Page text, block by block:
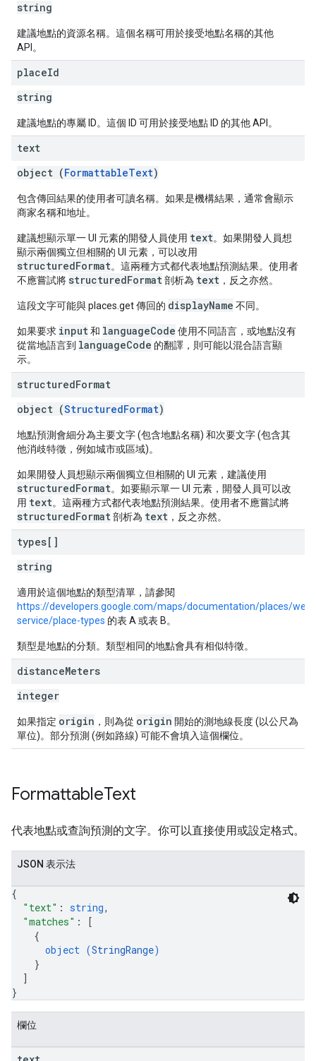
string
建議地點的資源名稱。這個名稱可用於接受地點名稱的其他
API。
placeId
string
建議地點的專屬 ID。這個 ID 可用於接受地點 ID 的其他 API。
text
object (FormattableText)
包含傳回結果的使用者可讀名稱。如果是機構結果，通常會顯示
商家名稱和地址。
建議想顯示單一 UI 元素的開發人員使用 text。如果開發人員想
顯示兩個獨立但相關的 UI 元素，可以改用
structuredFormat。這兩種方式都代表地點預測結果。使用者
不應嘗試將 structuredFormat剖析為 text ，反之亦然。
這段文字可能與 places.get 傳回的 displayName 不同。
如果要求 input和 languageCode 使用不同語言，或地點沒有
從當地語言到 languageCode 的翻譯，則可能以混合語言顯
示。
structuredFormat
object (StructuredFormat)
地點預測會細分為主要文字 (包含地點名稱) 和次要文字 (包含其
他消歧特徵，例如城市或區域)。
如果開發人員想顯示兩個獨立但相關的 UI 元素，建議使用
structuredFormat。如要顯示單一 UI 元素，開發人員可以改
用 text。這兩種方式都代表地點預測結果。使用者不應嘗試將
structuredFormat剖析為 text ，反之亦然。
types[]
string
適用於這個地點的類型清單，請參閱
https://developers.google.com/maps/documentation/places/web-
service/place-types 的表 A 或表 B。
類型是地點的分類。類型相同的地點會具有相似特徵。
distanceMeters
integer
如果指定 origin ，則為從 origin 開始的測地線長度 (以公尺為
單位)。部分預測 (例如路線) 可能不會填入這個欄位。
FormattableText
代表地點或查詢預測的文字。你可以直接使用或設定格式。
JSON 表示法
{
"text" : string,
"matches" :
[
{
object (StringRange)
}
]
}
欄位